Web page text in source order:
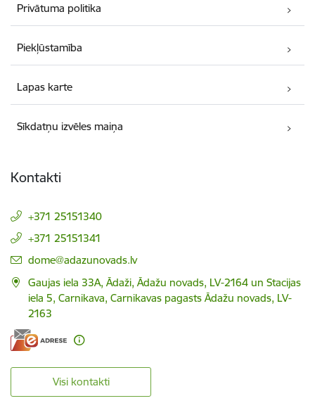
Privātuma politika
Piekļūstamība
Lapas karte
Sīkdatņu izvēles maiņa
Kontakti
+371 25151340
+371 25151341
E-pasts:
dome@adazunovads.lv
Gaujas iela 33A, Ādaži, Ādažu novads, LV-2164 un Stacijas
iela 5, Carnikava, Carnikavas pagasts Ādažu novads, LV-
2163
Visi kontakti